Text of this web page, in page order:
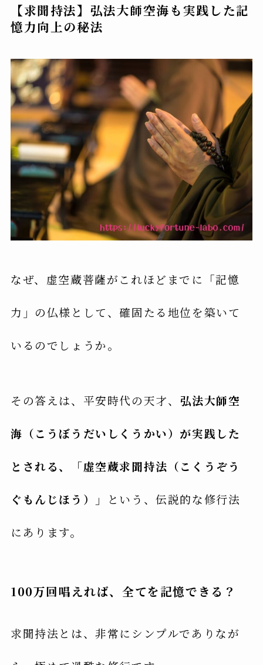
【求聞持法】弘法大師空海も実践した記
憶力向上の秘法
なぜ、虚空蔵菩薩がこれほどまでに「記憶
力」の仏様として、確固たる地位を築いて
いるのでしょうか。
その答えは、平安時代の天才、 弘法大師空
海（こうぼうだいしくうかい）が実践した
とされる、「虚空蔵求聞持法（こくうぞう
ぐもんじほう）」 という、伝説的な修行法
にあります。
100万回唱えれば、全てを記憶できる？
求聞持法とは、非常にシンプルでありなが